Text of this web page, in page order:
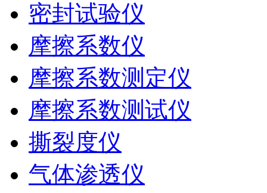
密封试验仪
摩擦系数仪
摩擦系数测定仪
摩擦系数测试仪
撕裂度仪
气体渗透仪